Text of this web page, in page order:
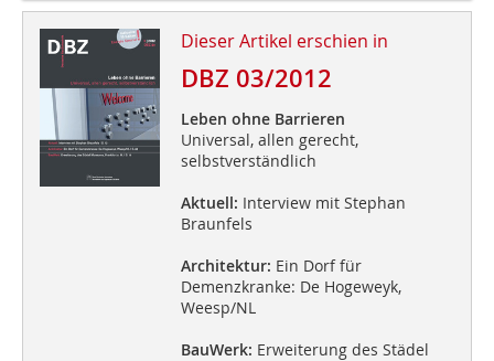
Dieser Artikel erschien in
DBZ 03/2012
Leben ohne Barrieren
Universal, allen gerecht,
selbstverständlich
Aktuell: Interview mit Stephan
Braunfels
Architektur: Ein Dorf für
Demenzkranke: De Hogeweyk,
Weesp/NL
BauWerk: Erweiterung des Städel